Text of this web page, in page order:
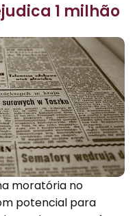
1 milhão
moratória no
potencial para